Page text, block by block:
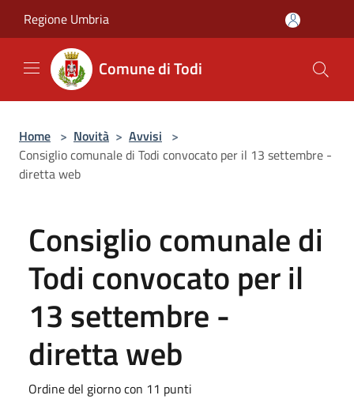
Regione Umbria
Comune di Todi
Home > Novità > Avvisi >
Consiglio comunale di Todi convocato per il 13 settembre -
diretta web
Consiglio comunale di
Todi convocato per il
13 settembre -
diretta web
Ordine del giorno con 11 punti